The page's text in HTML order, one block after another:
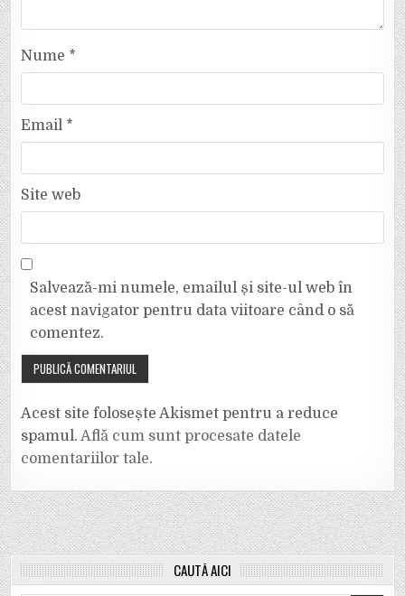
Nume *
Email *
Site web
Salvează-mi numele, emailul și site-ul web în
acest navigator pentru data viitoare când o să
comentez.
Acest site folosește Akismet pentru a reduce
spamul.Află cum sunt procesate datele
comentariilor tale.
CAUTĂ AICI